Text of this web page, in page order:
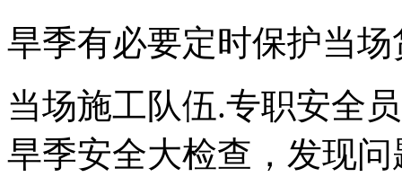
旱季有必要定时保护当
当场施工队伍.专职安全
旱季安全大检查，发现